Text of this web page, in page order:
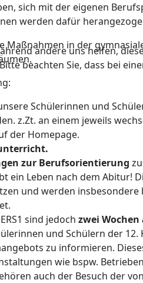
sich mit der eigenen
werden dafür
in der
Schülerinnen und
z.Zt. an einem jeweils
der Homepage.
zur Berufsorientierung
ein Leben nach dem Abitur!
und werden insbesondere
sind jedoch zwei Wochen
und Schülern der 12.
zu informieren.
wie bspw.
auch der Besuch der
andere uns helfen,
beachten Sie, dass bei